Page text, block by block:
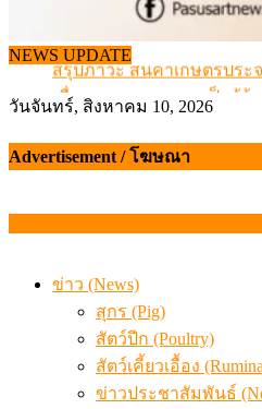
NEWS UPDATE
เดินหน้าดัน “ราคากลางโค
สรุปภาวะ สินค้าเกษตรประ
เมื่อเกษตรกรถูกมองเป็นผู้
ข้อมูลราคา สุกรมีชีวิตหน้าฟ
วันจันทร์, สิงหาคม 10, 2026
Advertisement / โฆษณา
ข่าว (News)
สุกร (Pig)
สัตว์ปีก (Poultry)
สัตว์เคี้ยวเอื้อง
ข่าวประชาสัมพันธ์